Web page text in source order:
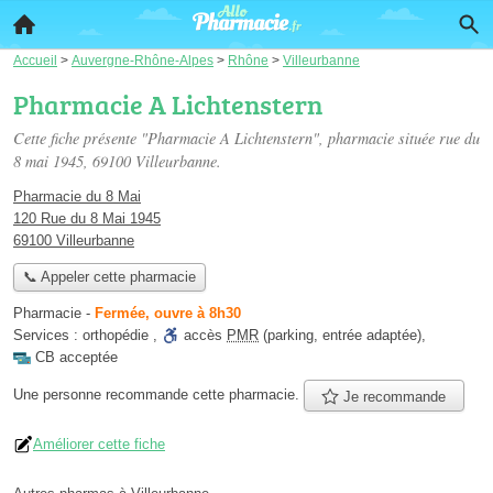
Accueil > Auvergne-Rhône-Alpes > Rhône > Villeurbanne
Pharmacie A Lichtenstern
Cette fiche présente "Pharmacie A Lichtenstern", pharmacie située rue du
8 mai 1945, 69100 Villeurbanne.
Pharmacie du 8 Mai
120 Rue du 8 Mai 1945
69100 Villeurbanne
📞 Appeler cette pharmacie
Pharmacie - Fermée, ouvre à 8h30
Services : orthopédie , accès PMR (parking, entrée adaptée),
CB acceptée
Une personne recommande cette pharmacie. Je recommande
Améliorer cette fiche